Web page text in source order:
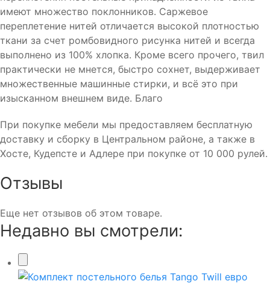
имеют множество поклонников. Саржевое
переплетение нитей отличается высокой плотностью
ткани за счет ромбовидного рисунка нитей и всегда
выполнено из 100% хлопка. Кроме всего прочего, твил
практически не мнется, быстро сохнет, выдерживает
множественные машинные стирки, и всё это при
изысканном внешнем виде. Благо
При покупке мебели мы предоставляем бесплатную
доставку и сборку в Центральном районе, а также в
Хосте, Кудепсте и Адлере при покупке от 10 000 рулей.
Отзывы
Еще нет отзывов об этом товаре.
Недавно вы смотрели: